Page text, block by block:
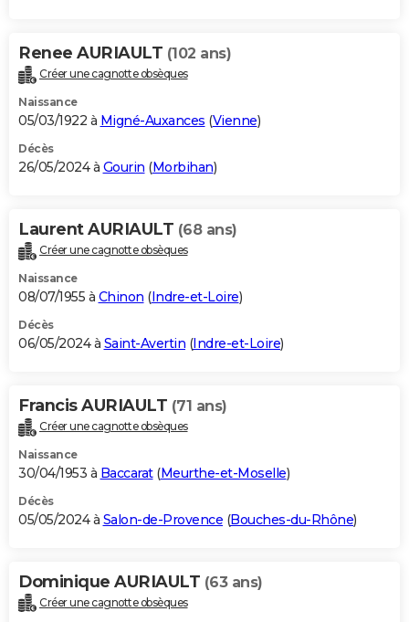
Renee AURIAULT (102 ans)
Créer une cagnotte obsèques
Naissance
05/03/1922 à Migné-Auxances (Vienne)
Décès
26/05/2024 à Gourin (Morbihan)
Laurent AURIAULT (68 ans)
Créer une cagnotte obsèques
Naissance
08/07/1955 à Chinon (Indre-et-Loire)
Décès
06/05/2024 à Saint-Avertin (Indre-et-Loire)
Francis AURIAULT (71 ans)
Créer une cagnotte obsèques
Naissance
30/04/1953 à Baccarat(Meurthe-et-Moselle)
Décès
05/05/2024 à Salon-de-Provence (Bouches-du-Rhône)
Dominique AURIAULT (63 ans)
Créer une cagnotte obsèques